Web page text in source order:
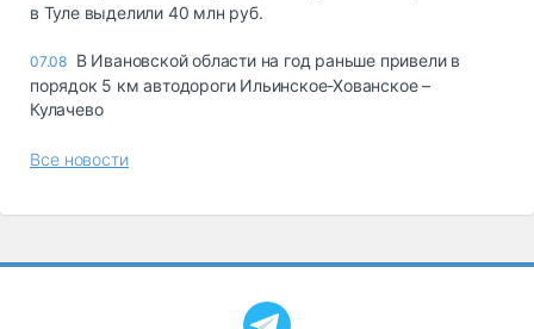
в Туле выделили 40 млн руб.
07.08 В Ивановской области на год раньше привели в
порядок 5 км автодороги Ильинское-Хованское –
Кулачево
Все новости